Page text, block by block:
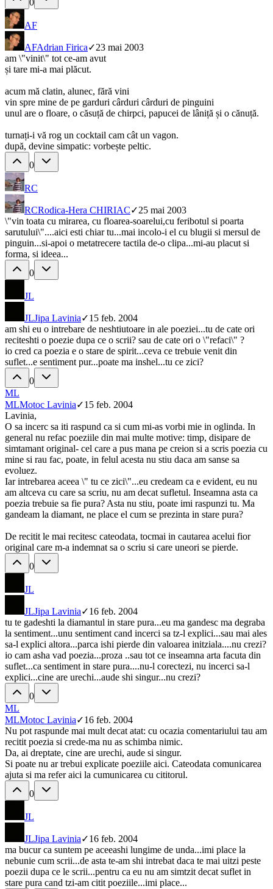
0
AF
AFAdrian Firica✓23 mai 2003
am \"vinit\" tot ce-am avut
și tare mi-a mai plăcut.
acum mă clatin, alunec, fără vini
vin spre mine de pe garduri cârduri cârduri de pinguini
unul are o floare, o căsuță de chirpci, papucei de lâniță și o cănuță.
turnați-i vă rog un cocktail cam cât un vagon.
după, devine simpatic: vorbește peltic.
0
RC
RCRodica-Hera CHIRIAC✓25 mai 2003
\"vin toata cu mirarea, cu floarea-soarelui,cu feribotul si poarta
sarutului\"....aici esti chiar tu...mai incolo-i el cu blugii si mersul de
pinguin...si-apoi o metatrecere tactila de-o clipa...mi-au placut si
forma, si ideea...
0
JL
JLJipa Lavinia✓15 feb. 2004
am shi eu o intrebare de neshtiutoare in ale poeziei...tu de cate ori
reciteshti o poezie dupa ce o scrii? sau de cate ori o \"refaci\" ?
io cred ca poezia e o stare de spirit...ceva ce trebuie venit din
suflet...e sentiment pur...poate ma inshel...tu ce zici?
0
ML
MLMotoc Lavinia✓15 feb. 2004
Lavinia,
O sa incerc sa iti raspund ca si cum mi-as vorbi mie in oglinda. In
general nu refac poeziile din mai multe motive: timp, disipare de
simtamant original- cel care a pus mana pe creion si a scris poezia cu
mine si rau fac, poate, in felul acesta nu stiu daca am sanse sa
evoluez.
Iar intrebarea aceea \" tu ce zici\"...eu credeam ca e evident, eu nu
am altceva cu care sa scriu, nu am decat sufletul. Inseamna asta ca
poezia trebuie sa fie pura? Asta nu stiu, poate imi raspunzi tu. Ma
gandeam la diamant, ne place el cum se prezinta in stare pura?
De recitit le mai recitesc cateodata, tocmai in cautarea acelui fior
original care m-a indemnat sa o scriu si care uneori se pierde.
0
JL
JLJipa Lavinia✓16 feb. 2004
tu te gadeshti la diamantul in stare pura...eu ma gandesc ma degraba
la sentiment...unu sentiment cand incerci sa tz-l explici...sau mai ales
sa-l explici altora...parca ishi pierde din valoarea initziala....nu crezi?
io cam asha vad poezia...proza ..sau tot ce inseamna arta facuta din
suflet...ca sentiment in stare pura....nu-l corectezi, nu incerci sa-l
explici...cine are urechi...aude shi singur...nu crezi?
0
ML
MLMotoc Lavinia✓16 feb. 2004
Nu pot raspunde mai mult decat atat: cu ocazia comentariului tau am
recitit poezia si crede-ma nu as schimba nimic.
Da, ai dreptate, cine are urechi, aude si singur.
Si poate nu ar trebui explicate poeziile aici. Cateodata comunicarea
ajuta si ma refer aici la cumunicarea cu cititorul.
0
JL
JLJipa Lavinia✓16 feb. 2004
ma bucur ca suntem pe aceeashi lungime de unda...imi place la
nebunie cum scrii...de asta te-am shi intrebat daca te mai uitzi peste
poezii dupa ce le scrii...pentru ca eu nu am simtzit decat suflet in
stare pura cand tzi-am citit poeziile...imi place...